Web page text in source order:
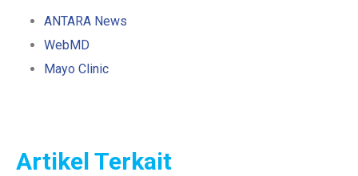
ANTARA News
WebMD
Mayo Clinic
Artikel Terkait